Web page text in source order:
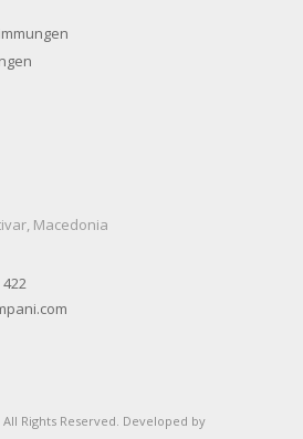
Macedonia
422
Rights Reserved. Developed by